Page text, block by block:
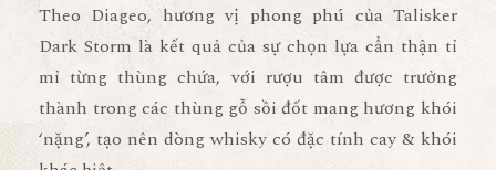
Theo Diageo, hương vị phong phú của Talisker
Dark Storm là kết quả của sự chọn lựa cẩn thận tỉ
mỉ từng thùng chứa, với rượu tâm được trưởng
thành trong các thùng gỗ sồi đốt mang hương khói
‘nặng’, tạo nên dòng whisky có đặc tính cay & khói